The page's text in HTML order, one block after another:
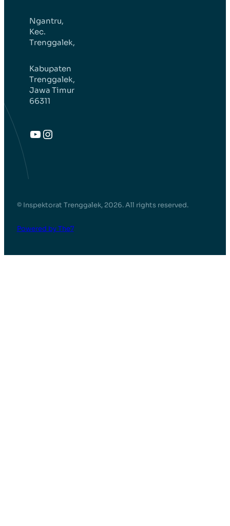
Ngantru,
Kec.
Trenggalek,
Kabupaten
Trenggalek,
Jawa Timur
66311
YouTube
Instagram
© Inspektorat Trenggalek, 2026. All rights reserved.
Powered by The7